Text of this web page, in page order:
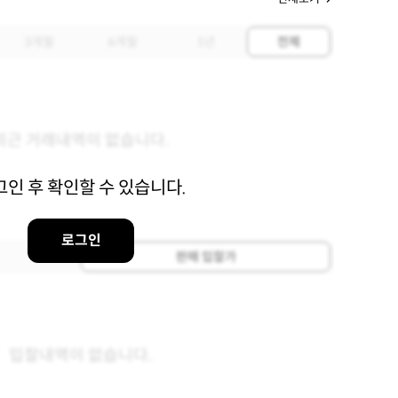
인 후 확인할 수 있습니다.
로그인
전체
판매 입찰가